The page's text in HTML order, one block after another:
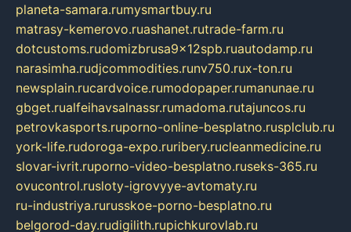
planeta-samara.rumysmartbuy.ru
matrasy-kemerovo.ruashanet.rutrade-farm.ru
dotcustoms.rudomizbrusa9x12spb.ruautodamp.ru
narasimha.rudjcommodities.runv750.rux-ton.ru
newsplain.rucardvoice.rumodopaper.rumanunae.ru
gbget.rualfeihavsalnassr.rumadoma.rutajuncos.ru
petrovkasports.ruporno-online-besplatno.rusplclub.ru
york-life.rudoroga-expo.ruribery.rucleanmedicine.ru
slovar-ivrit.ruporno-video-besplatno.ruseks-365.ru
ovucontrol.rusloty-igrovyye-avtomaty.ru
ru-industriya.rurusskoe-porno-besplatno.ru
belgorod-day.rudigilith.rupichkurovlab.ru